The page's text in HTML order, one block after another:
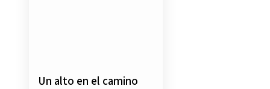
Un alto en el camino